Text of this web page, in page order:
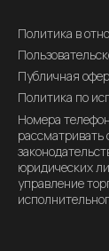
Номера
рассматривать
юридических
управление
Политика по
Публичная
Политика в